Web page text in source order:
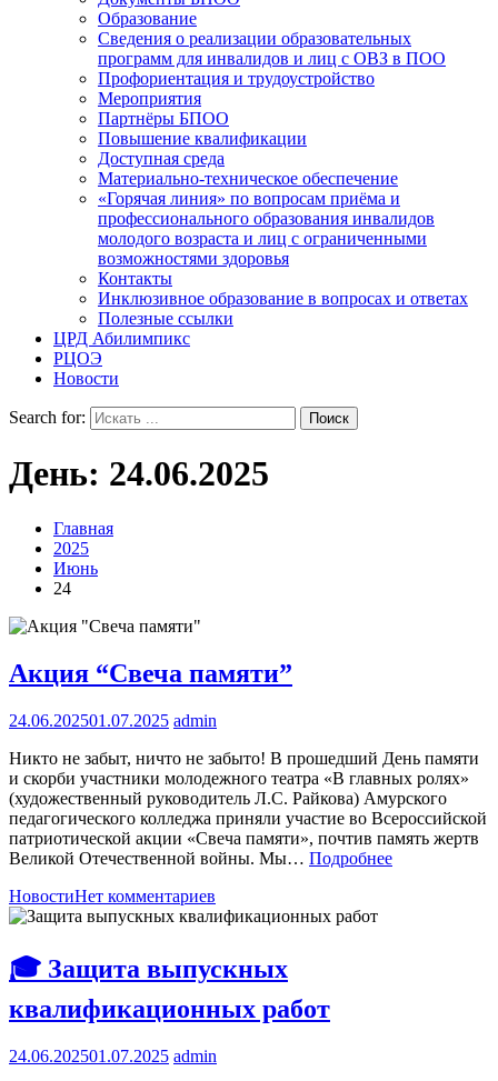
Образование
Сведения о реализации образовательных
программ для инвалидов и лиц с ОВЗ в ПОО
Профориентация и трудоустройство
Мероприятия
Партнёры БПОО
Повышение квалификации
Доступная среда
Материально-техническое обеспечение
«Горячая линия» по вопросам приёма и
профессионального образования инвалидов
молодого возраста и лиц с ограниченными
возможностями здоровья
Контакты
Инклюзивное образование в вопросах и ответах
Полезные ссылки
ЦРД Абилимпикс
РЦОЭ
Новости
Search for:
День: 24.06.2025
Главная
2025
Июнь
24
Акция “Свеча памяти”
24.06.202501.07.2025 admin
Никто не забыт, ничто не забыто! В прошедший День памяти
и скорби участники молодежного театра «В главных ролях»
(художественный руководитель Л.С. Райкова) Амурского
педагогического колледжа приняли участие во Всероссийской
патриотической акции «Свеча памяти», почтив память жертв
Великой Отечественной войны. Мы… Подробнее
НовостиНет комментариев
🎓 Защита выпускных
квалификационных работ
24.06.202501.07.2025 admin